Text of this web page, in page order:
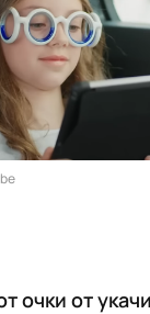
очки от